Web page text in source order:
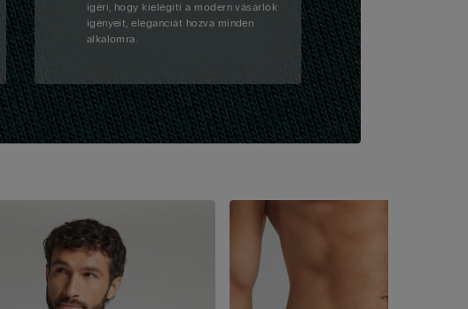
ígéri, hogy kielégíti a modern vásárlók
igényeit, eleganciát hozva minden
alkalomra.